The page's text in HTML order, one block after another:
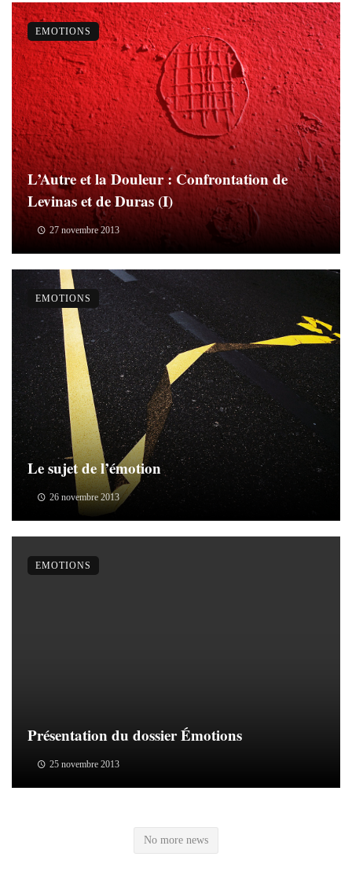
L’Autre et la Douleur : Confrontation de
Levinas et de Duras (I)
27 novembre 2013
EMOTIONS
Le sujet de l’émotion
26 novembre 2013
EMOTIONS
Présentation du dossier Émotions
25 novembre 2013
EMOTIONS
No more news